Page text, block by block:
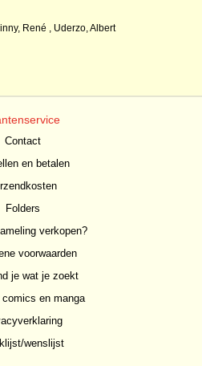
René , Uderzo, Albert
Contact
en betalen
Folders
verkopen?
voorwaarden
je wat je zoekt
comics en manga
wenslijst